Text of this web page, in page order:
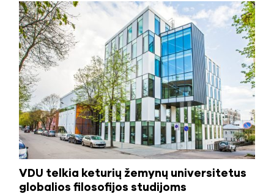
VDU telkia keturių žemynų universitetus
globalios filosofijos studijoms